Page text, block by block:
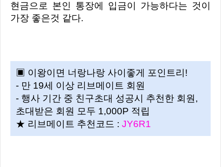
현금으로 본인 통장에 입금이 가능하다는 것이
가장 좋은것 같다.
▣ 이왕이면 너랑나랑 사이좋게 포인트리!
- 만 19세 이상 리브메이트 회원
- 행사 기간 중 친구초대 성공시 추천한 회원,
초대받은 회원 모두 1,000P 적립
★ 리브메이트 추천코드 : JY6R1